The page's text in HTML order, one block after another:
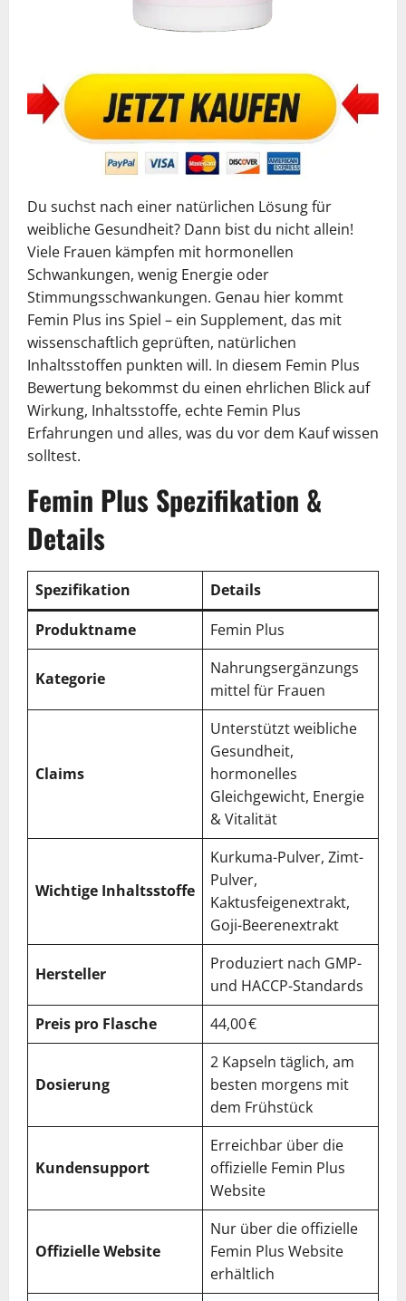
Du suchst nach einer natürlichen Lösung für
weibliche Gesundheit? Dann bist du nicht allein!
Viele Frauen kämpfen mit hormonellen
Schwankungen, wenig Energie oder
Stimmungsschwankungen. Genau hier kommt
Femin Plus ins Spiel – ein Supplement, das mit
wissenschaftlich geprüften, natürlichen
Inhaltsstoffen punkten will. In diesem Femin Plus
Bewertung bekommst du einen ehrlichen Blick auf
Wirkung, Inhaltsstoffe, echte Femin Plus
Erfahrungen und alles, was du vor dem Kauf wissen
solltest.
Femin Plus Spezifikation &
Details
Spezifikation
Details
Produktname
Femin Plus
Kategorie
Nahrungsergänzungs
mittel für Frauen
Claims
Unterstützt weibliche
Gesundheit,
hormonelles
Gleichgewicht, Energie
& Vitalität
Wichtige Inhaltsstoffe
Kurkuma-Pulver, Zimt-
Pulver,
Kaktusfeigenextrakt,
Goji-Beerenextrakt
Hersteller
Produziert nach GMP-
und HACCP-Standards
Preis pro Flasche
44,00 €
Dosierung
2 Kapseln täglich, am
besten morgens mit
dem Frühstück
Kundensupport
Erreichbar über die
offizielle Femin Plus
Website
Offizielle Website
Nur über die offizielle
Femin Plus Website
erhältlich